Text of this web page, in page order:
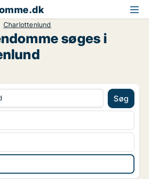
Charlottenlund
søges i
Søg